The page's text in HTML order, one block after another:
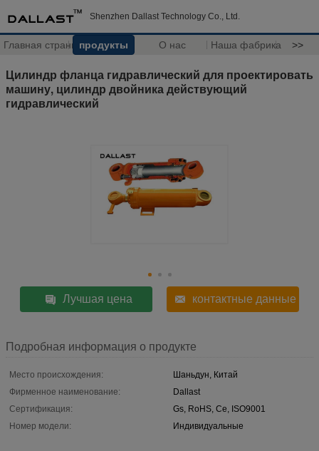
Shenzhen Dallast Technology Co., Ltd.
Главная страницапродукты О нас Наша фабрика >>
Цилиндр фланца гидравлический для проектировать
машину, цилиндр двойника действующий
гидравлический
Лучшая цена контактные данные
Подробная информация о продукте
Место происхождения:
Шаньдун, Китай
Фирменное наименование:
Dallast
Сертификация:
Gs, RoHS, Ce, ISO9001
Номер модели:
Индивидуальные